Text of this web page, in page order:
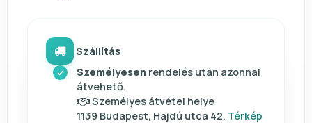
Szállítás
Személyesen rendelés után azonnal
átvehető.
Személyes átvétel helye
1139 Budapest, Hajdú utca 42. Térkép